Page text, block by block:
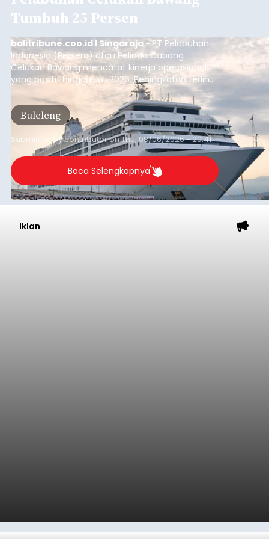
Tumbuh 25 Persen
balitribune.coo.id I Singaraja -PT Pelabuhan
Indonesia (Persero) atau Pelindo Cabang
Celukan Bawang mencatat kinerja operasional
yang positif hingga Juli 2026. Peningkatan terlihat
dari arus kapal yang mencapai 1,48 juta Gross
Tonnage (GT), atau tumbuh 12,4 persen
dibandingkan periode yang sama tahun lalu
yang tercatat sebesar 1,32 juta GT.
Buleleng
Submitted bycontributoronThu, 08/06/2026 - 20:41
Baca Selengkapnya
Iklan